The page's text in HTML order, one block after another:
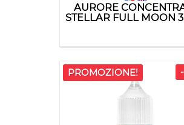
AURORE
STELLAR FULL MOON
PROMOZIONE!